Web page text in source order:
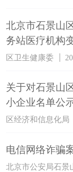
北京市石景山
务站医疗机构
区卫生健康委
关于对石景山
小企业名单公
区经济和信息化局
电信网络诈骗
北京市公安局石景